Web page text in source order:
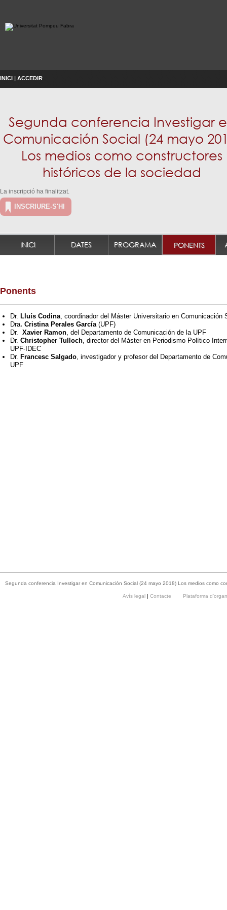
INICI | ACCEDIR
Segunda conferencia Investigar
Comunicación Social (24 mayo
Los medios como constructores
históricos de la sociedad
La inscripció ha finalitzat.
INSCRIURE-S'HI
INICI DATES PROGRAMA PONENTS
Ponents
Dr. Lluís Codina, coordinador del Máster Universitario en Comunicación
Dra. Cristina Perales García(UPF)
Dr. Xavier Ramon, del Departamento de Comunicación de la UPF
Dr. Christopher Tulloch, director del Máster en Periodismo Político
UPF-IDEC
Dr. Francesc Salgado, investigador y profesor del Departamento de
UPF
Segunda conferencia Investigar en Comunicación Social (24 mayo 2018) Los medios como
Avís legal | Contacte Plataforma